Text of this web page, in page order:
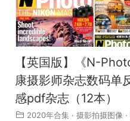
【英国版】《N-
康摄影师杂志数码单
感pdf杂志（12本）
2020年合集 · 摄影拍摄图像 ·